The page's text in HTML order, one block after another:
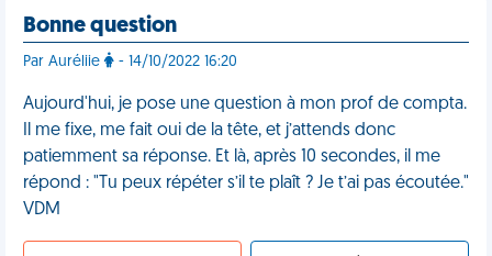
Bonne question
Par Auréliie - 14/10/2022 16:20
Aujourd'hui, je pose une question à mon prof de compta.
Il me fixe, me fait oui de la tête, et j’attends donc
patiemment sa réponse. Et là, après 10 secondes, il me
répond : "Tu peux répéter s’il te plaît ? Je t’ai pas écoutée."
VDM